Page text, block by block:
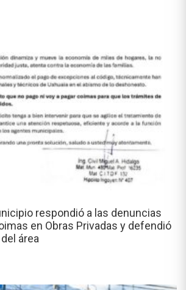
respondió a las denuncias
en Obras Privadas y defendió
área